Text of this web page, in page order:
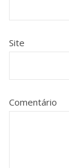
Site
Comentário